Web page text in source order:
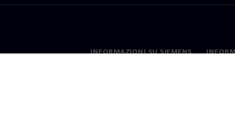
INFORMAZIONI SU SIEMENS